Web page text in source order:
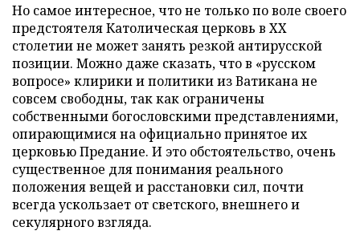
Но самое интересное, что не только по воле своего
предстоятеля Католическая церковь в XX
столетии не может занять резкой антирусской
позиции. Можно даже сказать, что в «русском
вопросе» клирики и политики из Ватикана не
совсем свободны, так как ограничены
собственными богословскими представлениями,
опирающимися на официально принятое их
церковью Предание. И это обстоятельство, очень
существенное для понимания реального
положения вещей и расстановки сил, почти
всегда ускользает от светского, внешнего и
секулярного взгляда.